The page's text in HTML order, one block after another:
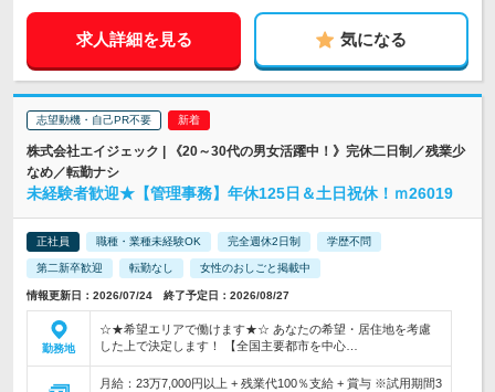
求人詳細を見る 気になる
志望動機・自己PR不要
株式会社エイジェック | 《20～30代の男女活躍中！》完休二日制／残業少
なめ／転勤ナシ
未経験者歓迎★【管理事務】年休125日＆土日祝休！ｍ26019
正社員 職種・業種未経験OK 完全週休2日制 学歴不問
第二新卒歓迎 転勤なし 女性のおしごと掲載中
情報更新日：2026/07/24 終了予定日：2026/08/27
勤務地
☆★希望エリアで働けます★☆ あなたの希望・居住地を考慮
した上で決定します！ 【全国主要都市を中心…
月給：23万7,000円以上 + 残業代100％支給 + 賞与 ※試用期間3